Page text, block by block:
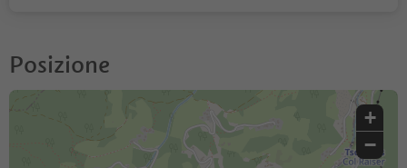
Posizione
+
−